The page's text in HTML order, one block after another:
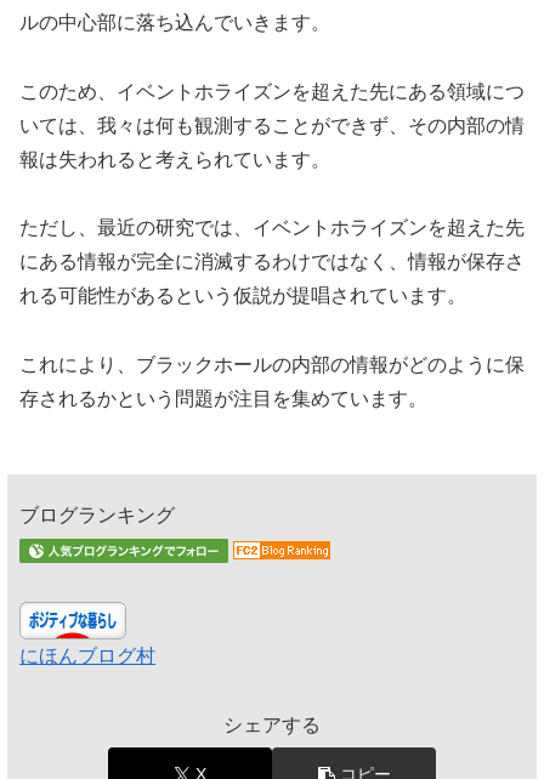
ルの中心部に落ち込んでいきます。
このため、イベントホライズンを超えた先にある領域につ
いては、我々は何も観測することができず、その内部の情
報は失われると考えられています。
ただし、最近の研究では、イベントホライズンを超えた先
にある情報が完全に消滅するわけではなく、情報が保存さ
れる可能性があるという仮説が提唱されています。
これにより、ブラックホールの内部の情報がどのように保
存されるかという問題が注目を集めています。
ブログランキング
にほんブログ村
シェアする
X コピー